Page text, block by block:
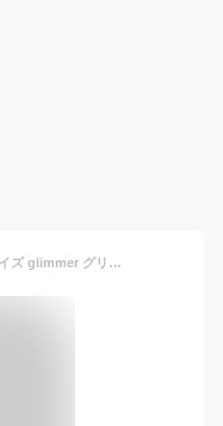
無地 半袖 tシャツ キッズ ジュニアサイズ glimmer グリマー 4.4オンス ドライTシャツ 吸汗 速乾 スポーツ イベント 運動会 ユニフォーム 00300 【00300-ACT】 送料無料 通販A1